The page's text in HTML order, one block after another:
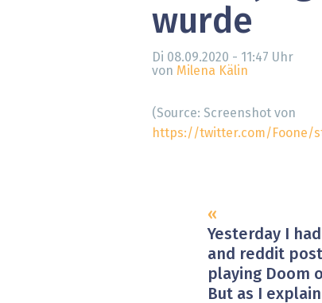
» alle News
wurde
Di 08.09.2020 - 11:47 Uhr
von Milena Kälin
(Source: Screenshot von
https://twitter.com/Foone/
Yesterday I
and reddit
playing Doom
But as I